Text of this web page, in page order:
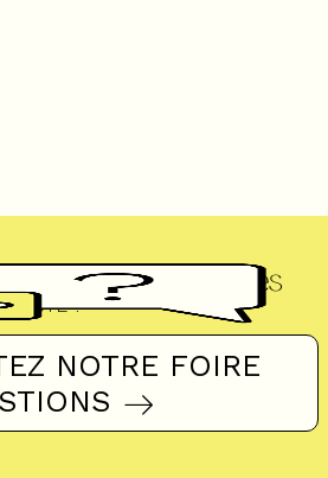
fréquentes
DOUTE ?
NOTRE FOIRE